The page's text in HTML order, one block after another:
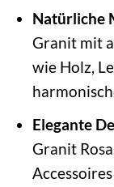
Natürliche
Granit mit
wie Holz,
Elegante
Granit